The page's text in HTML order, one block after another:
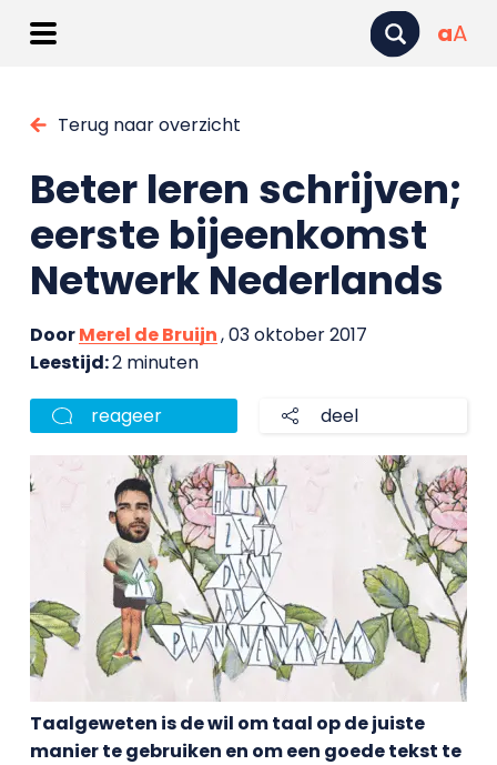
aA
Terug naar overzicht
Beter leren schrijven;
eerste bijeenkomst
Netwerk Nederlands
DoorMerel de Bruijn, 03 oktober 2017
Leestijd:2 minuten
reageer deel
Taalgeweten is de wil om taal op de juiste
manier te gebruiken en om een goede tekst te